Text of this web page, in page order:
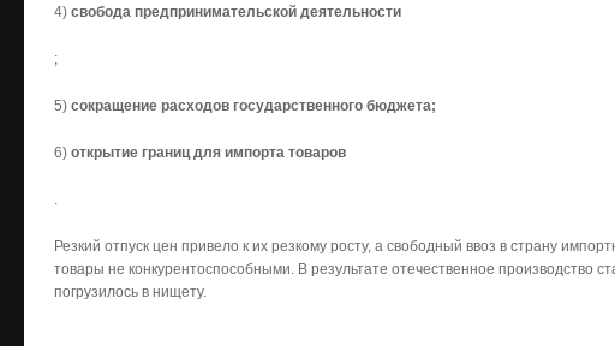
4) свобода предпринимательской деятельности
;
5) сокращение расходов государственного бюджета;
6) открытие границ для импорта товаров
.
Резкий отпуск цен привело к их резкому росту, а свободный ввоз в страну
товары не конкурентоспособными. В результате отечественное производство
погрузилось в нищету.